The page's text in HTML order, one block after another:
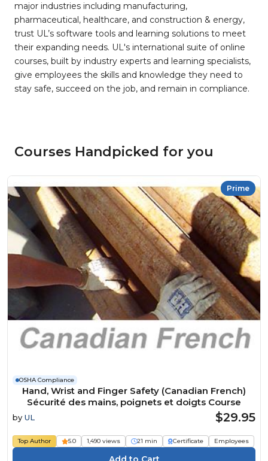
major industries including manufacturing,
pharmaceutical, healthcare, and construction & energy,
trust UL’s software tools and learning solutions to meet
their expanding needs. UL's international suite of online
courses, built by industry experts and learning specialists,
give employees the skills and knowledge they need to
stay safe, succeed on the job, and remain in compliance.
Courses Handpicked for you
Prime
OSHA Compliance
Hand, Wrist and Finger Safety (Canadian French)
Sécurité des mains, poignets et doigts Course
by UL $29.95
Top Author 5.0 1,490 views 21 min Certificate Employees